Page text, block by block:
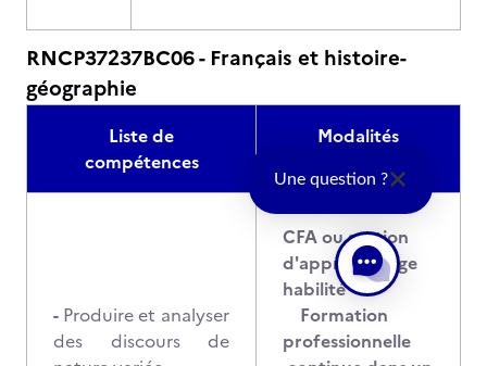
RNCP37237BC06 - Français et histoire-
géographie
Liste de
compétences
Modalités
- Produire et analyser
des discours de
CFA ou section
d'apprentissage
habilité
Formation
professionnelle
Une question ?